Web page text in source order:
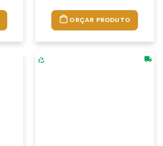
ORÇAR PRODUTO